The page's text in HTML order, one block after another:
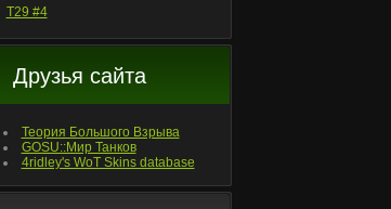
T29 #4
Друзья сайта
Теория Большого Взрыва
GOSU::Мир Танков
4ridley's WoT Skins database